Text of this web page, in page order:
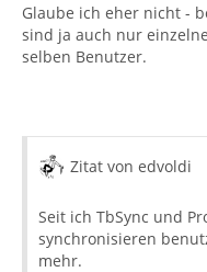
Glaube ich eher nicht -
sind ja auch nur
selben Benutzer.
Zitat von edvoldi
Seit ich TbSync und
synchronisieren
mehr.